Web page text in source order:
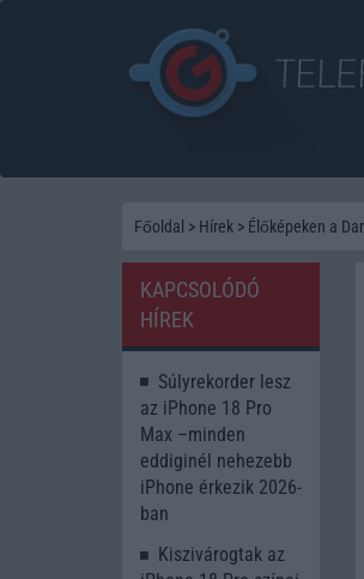
Főoldal > Hírek > Élőképeken a
KAPCSOLÓDÓ
HÍREK
Súlyrekorder lesz
az iPhone 18 Pro
Max –minden
eddiginél nehezebb
iPhone érkezik 2026-
ban
Kiszivárogtak az